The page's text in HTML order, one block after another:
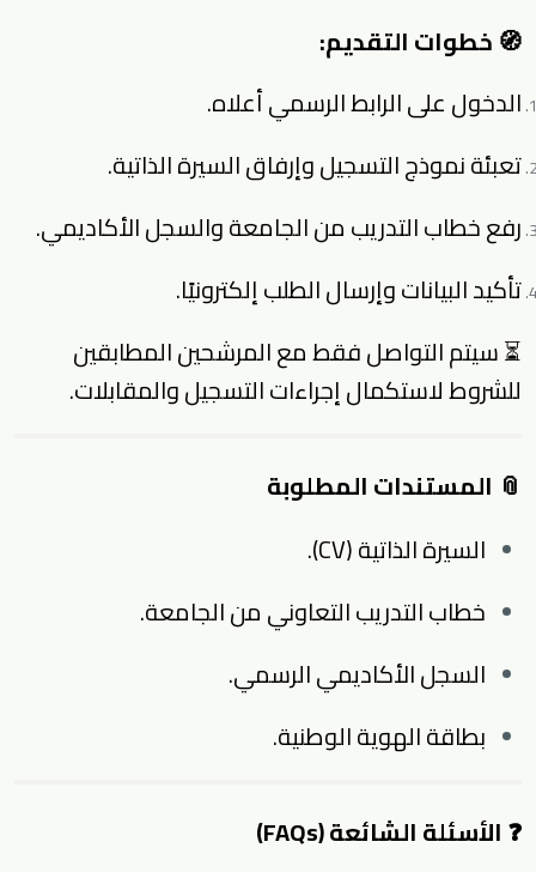
🧭 خطوات التقديم:
الدخول على الرابط الرسمي أعلاه.
تعبئة نموذج التسجيل وإرفاق السيرة الذاتية.
رفع خطاب التدريب من الجامعة والسجل الأكاديمي.
تأكيد البيانات وإرسال الطلب إلكترونيًا.
⏳سيتم التواصل فقط مع المرشحين المطابقين
للشروط لاستكمال إجراءات التسجيل والمقابلات.
📎 المستندات المطلوبة
السيرة الذاتية (CV).
خطاب التدريب التعاوني من الجامعة.
السجل الأكاديمي الرسمي.
بطاقة الهوية الوطنية.
❓ الأسئلة الشائعة (FAQs)